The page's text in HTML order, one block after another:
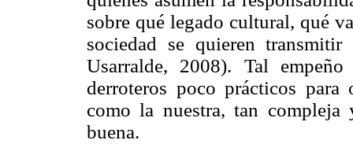
sobre qué legado cultural, qué
sociedad se quieren
Usarralde, 2008). Tal
derroteros poco prácticos
como la nuestra, tan
buena.